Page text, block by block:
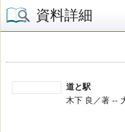
資料詳細
道と駅
木下 良／著 --